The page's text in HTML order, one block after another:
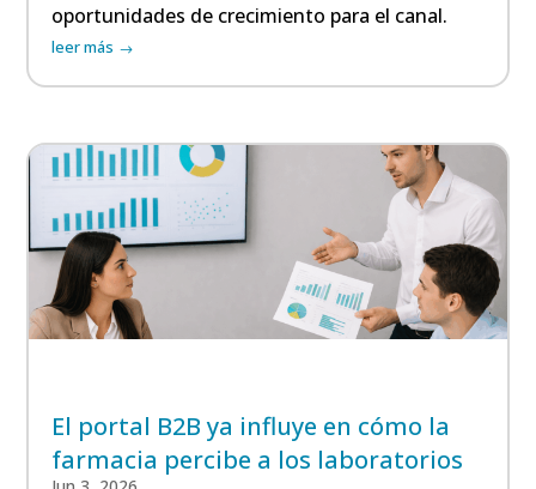
oportunidades de crecimiento para el canal.
leer más
El portal B2B ya influye en cómo la
farmacia percibe a los laboratorios